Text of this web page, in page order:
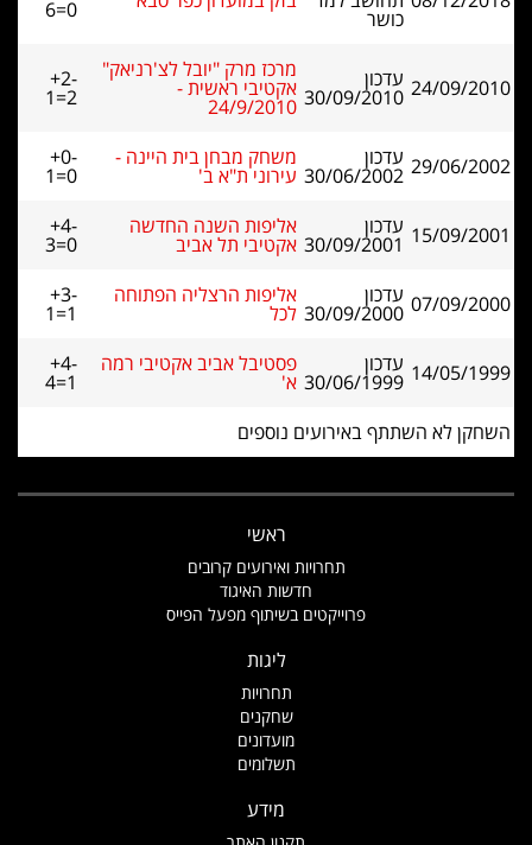
כושר 6=0
24/09/2010 עדכון
30/09/2010
מרכז מרק "יובל לצ'רניאק"
אקטיבי ראשית -
24/9/2010
+2-
1=2
29/06/2002 עדכון
30/06/2002
משחק מבחן בית היינה -
עירוני ת"א ב'
+0-
1=0
15/09/2001 עדכון
30/09/2001
אליפות השנה החדשה
אקטיבי תל אביב
+4-
3=0
07/09/2000 עדכון
30/09/2000
אליפות הרצליה הפתוחה
לכל
+3-
1=1
14/05/1999 עדכון
30/06/1999
פסטיבל אביב אקטיבי רמה
א'
+4-
4=1
השחקן לא השתתף באירועים נוספים
ראשי
תחרויות ואירועים קרובים
חדשות האיגוד
פרוייקטים בשיתוף מפעל הפייס
ליגות
תחרויות
שחקנים
מועדונים
תשלומים
מידע